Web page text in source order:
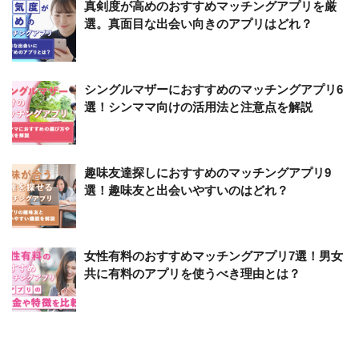
真剣度が高めのおすすめマッチングアプリを厳
選。真面目な出会い向きのアプリはどれ？
シングルマザーにおすすめのマッチングアプリ6
選！シンママ向けの活用法と注意点を解説
趣味友達探しにおすすめのマッチングアプリ9
選！趣味友と出会いやすいのはどれ？
女性有料のおすすめマッチングアプリ7選！男女
共に有料のアプリを使うべき理由とは？